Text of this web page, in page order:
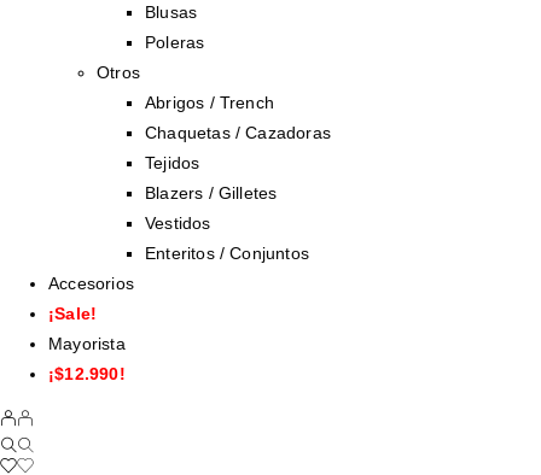
Blusas
Poleras
Otros
Abrigos / Trench
Chaquetas / Cazadoras
Tejidos
Blazers / Gilletes
Vestidos
Enteritos / Conjuntos
Accesorios
¡Sale!
Mayorista
¡$12.990!